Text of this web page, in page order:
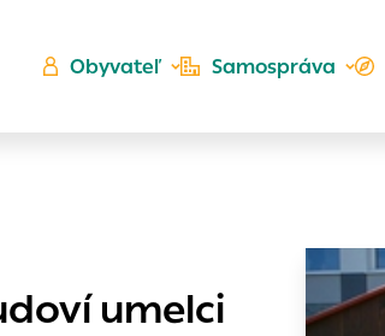
Obyvateľ Samospráva
umelci